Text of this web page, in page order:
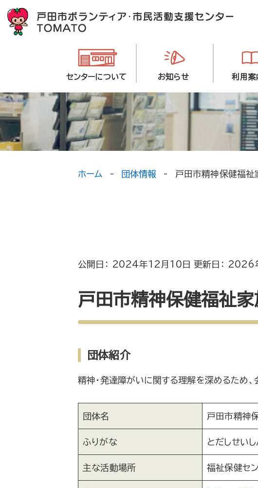
センターについて お知らせ 利用案
ホーム 団体情報 戸田市精神保健福祉
公開日： 2024年12月10日 更新日： 2026
戸田市精神保健福祉家
団体紹介
精神・発達障がいに関する理解を深めるため
団体名 戸田市精神
ふりがな とだしせい
主な活動場所 福祉保健セ